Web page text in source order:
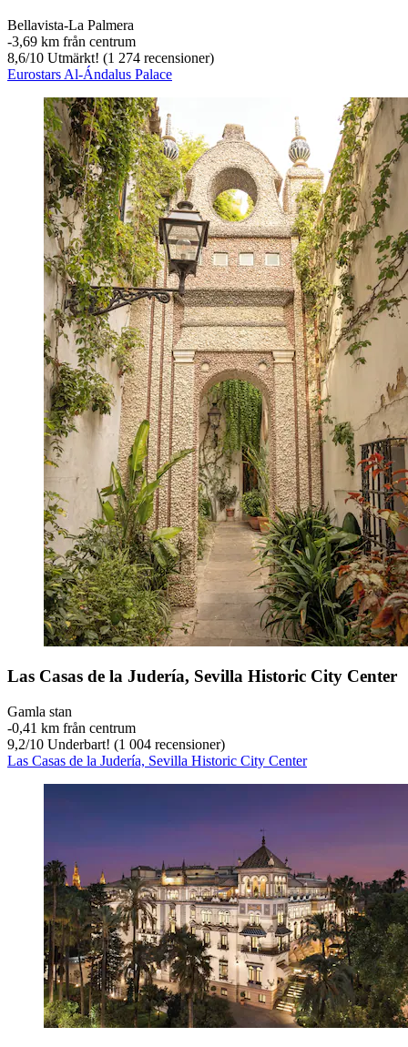
Bellavista-La Palmera
‐3,69 km från centrum
8,6/10 Utmärkt! (1 274 recensioner)
Eurostars Al-Ándalus Palace
Las Casas de la Judería, Sevilla Historic City Center
Gamla stan
‐0,41 km från centrum
9,2/10 Underbart! (1 004 recensioner)
Las Casas de la Judería, Sevilla Historic City Center